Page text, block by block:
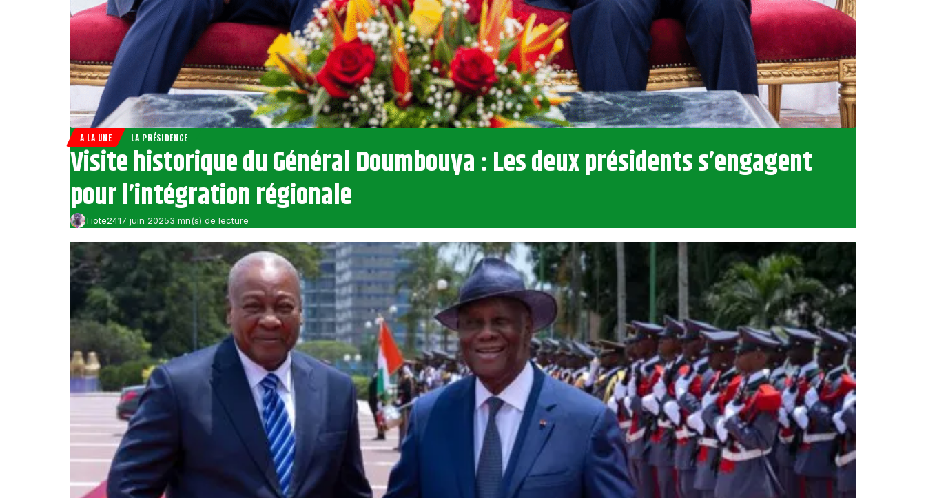
A LA UNE LA PRÉSIDENCE
Visite historique du Général Doumbouya : Les deux présidents s’engagent
pour l’intégration régionale
Tiote2417 juin 20253 mn(s) de lecture